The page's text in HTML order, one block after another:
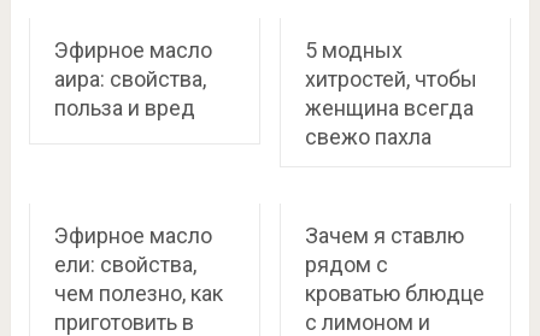
Эфирное масло
аира: свойства,
польза и вред
5 модных
хитростей, чтобы
женщина всегда
свежо пахла
Эфирное масло
ели: свойства,
чем полезно, как
приготовить в
Зачем я ставлю
рядом с
кроватью блюдце
с лимоном и